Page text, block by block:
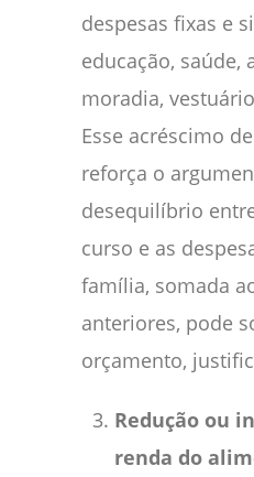
despesas fixas e
educação, saúde,
moradia,
Esse acréscimo
reforça o
desequilíbrio
curso e as
família, somada
anteriores, pode
orçamento,
Redução ou
renda do